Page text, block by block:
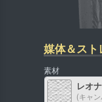
媒体＆スト
素材
レオ
(キャ